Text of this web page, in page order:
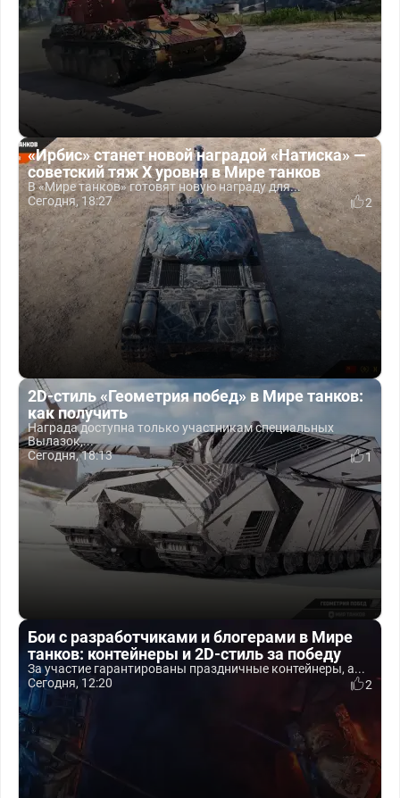
«Ирбис» станет новой наградой «Натиска» —
советский тяж X уровня в Мире танков
В «Мире танков» готовят новую награду для...
Сегодня, 18:27
2
2D-стиль «Геометрия побед» в Мире танков:
как получить
Награда доступна только участникам специальных
Вылазок,...
Сегодня, 18:13
1
Бои с разработчиками и блогерами в Мире
танков: контейнеры и 2D-стиль за победу
За участие гарантированы праздничные контейнеры, а...
Сегодня, 12:20
2